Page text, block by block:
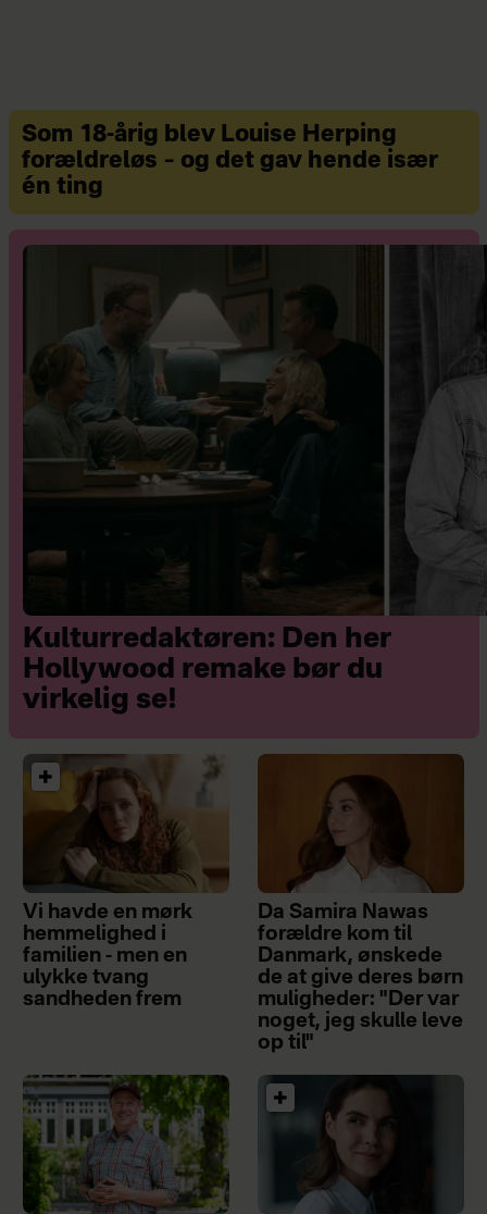
Som 18-årig blev Louise Herping
forældreløs – og det gav hende især
én ting
Kulturredaktøren: Den her
Hollywood remake bør du
virkelig se!
Vi havde en mørk
hemmelighed i
familien - men en
ulykke tvang
sandheden frem
Da Samira Nawas
forældre kom til
Danmark, ønskede
de at give deres børn
muligheder: "Der var
noget, jeg skulle leve
op til"